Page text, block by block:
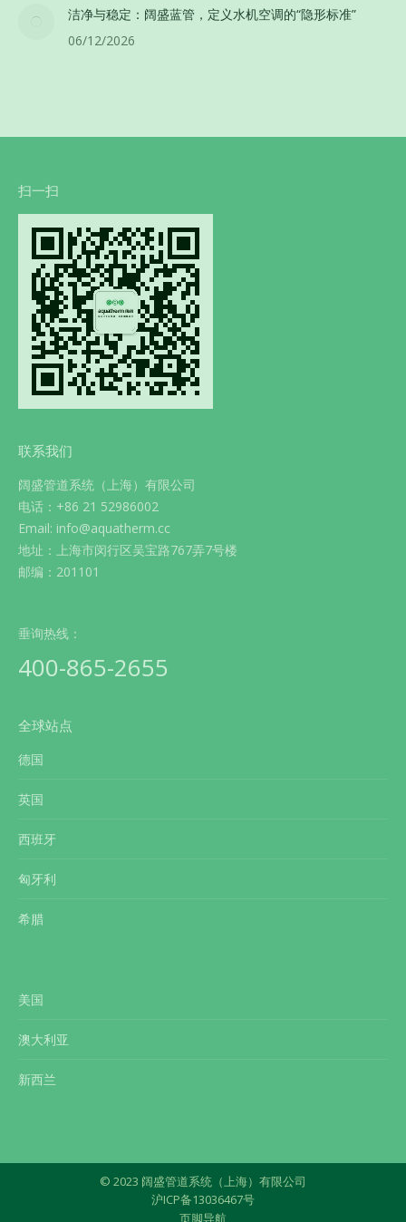
洁净与稳定：阔盛蓝管，定义水机空调的“隐形标准”
06/12/2026
扫一扫
联系我们
阔盛管道系统（上海）有限公司
电话：+86 21 52986002
Email: info@aquatherm.cc
地址：上海市闵行区吴宝路767弄7号楼
邮编：201101
垂询热线：
400-865-2655
全球站点
德国
英国
西班牙
匈牙利
希腊
美国
澳大利亚
新西兰
© 2023 阔盛管道系统（上海）有限公司
沪ICP备13036467号
页脚导航